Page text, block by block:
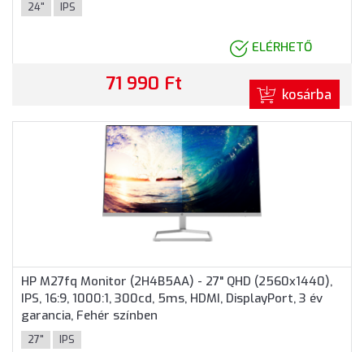
24" IPS
ELÉRHETŐ
71 990 Ft kosárba
HP M27fq Monitor (2H4B5AA) - 27" QHD (2560x1440),
IPS, 16:9, 1000:1, 300cd, 5ms, HDMI, DisplayPort, 3 év
garancia, Fehér színben
27" IPS